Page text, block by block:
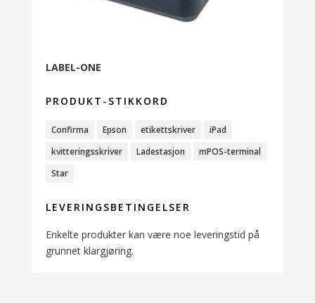
LABEL-ONE
PRODUKT-STIKKORD
Confirma Epson etikettskriver
iPad
kvitteringsskriver
Ladestasjon
mPOS-terminal
Star
LEVERINGSBETINGELSER
Enkelte produkter kan være noe leveringstid på
grunnet klargjøring.